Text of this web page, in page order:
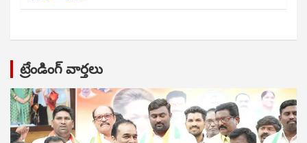
ట్రేండింగ్ వార్తలు